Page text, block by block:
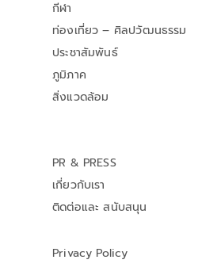
กีฬา
ท่องเที่ยว – ศิลปวัฒนธรรม
ประชาสัมพันธ์
ภูมิภาค
สิ่งแวดล้อม
PR & PRESS
เกี่ยวกับเรา
ติดต่อและ สนับสนุน
Privacy Policy